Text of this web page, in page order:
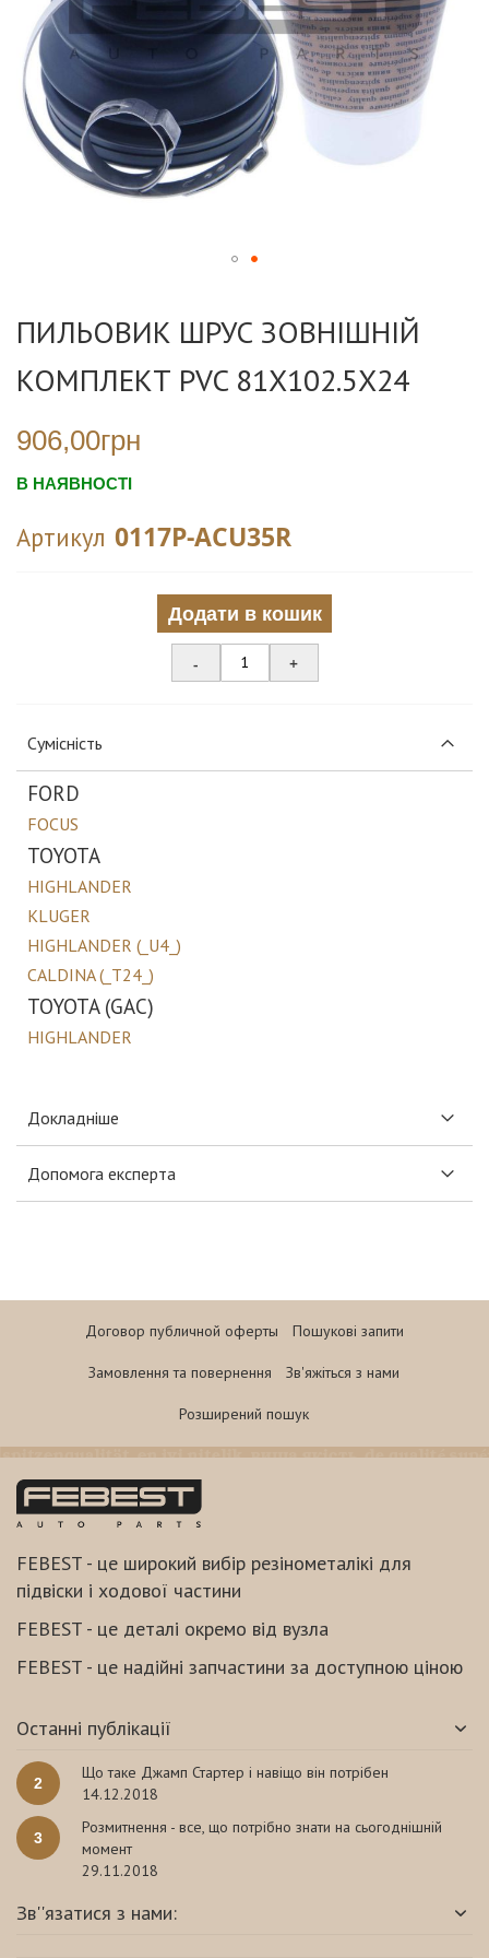
початку
зображень
ПИЛЬОВИК ШРУС ЗОВНІШНІЙ
КОМПЛЕКТ PVC 81X102.5X24
906,00грн
В НАЯВНОСТІ
Артикул 0117P-ACU35R
Додати в кошик
- +
Сумісність
FORD
FOCUS
TOYOTA
HIGHLANDER
KLUGER
HIGHLANDER (_U4_)
CALDINA (_T24_)
TOYOTA (GAC)
HIGHLANDER
Докладніше
Допомога експерта
Договор публичной оферты Пошукові запити
Замовлення та повернення Зв'яжіться з нами
Розширений пошук
FEBEST - це широкий вибір резінометалікі для
підвіски і ходової частини
FEBEST - це деталі окремо від вузла
FEBEST - це надійні запчастини за доступною ціною
Останні публікації
2
Що таке Джамп Стартер і навіщо він потрібен
14.12.2018
3
Розмитнення - все, що потрібно знати на сьогоднішній
момент
29.11.2018
Зв''язатися з нами: